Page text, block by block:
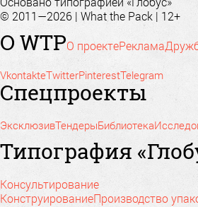
© 2011—2026 | What the Pack | 12+
О WTPО проектеРеклама
VkontakteTwitterPinterestTelegram
Спецпроекты
ЭксклюзивТендерыБиблиотека
Типография
Консультирование
КонструированиеПроизводство